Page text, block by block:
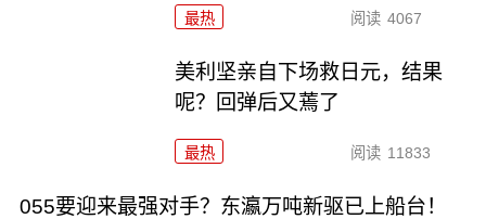
最热 阅读 4067
美利坚亲自下场救日元，结果
呢？回弹后又蔫了
最热 阅读 11833
055要迎来最强对手？东瀛万吨新驱已上船台！